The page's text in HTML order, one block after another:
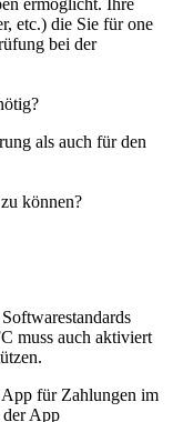
etc.) die Sie für one
bei der
als auch für den
können?
muss auch aktiviert
App für Zahlungen im
der App